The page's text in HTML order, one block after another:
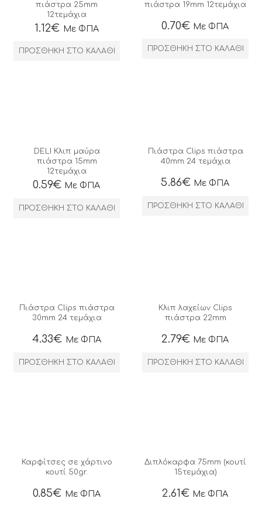
πιάστρα 25mm
12τεμάχια
1.12€ Με ΦΠΑ
ΠΡΟΣΘΉΚΗ ΣΤΟ ΚΑΛΆΘΙ
πιάστρα 19mm 12τεμάχια
0.70€ Με ΦΠΑ
ΠΡΟΣΘΉΚΗ ΣΤΟ ΚΑΛΆΘΙ
DELI Κλιπ μαύρα
πιάστρα 15mm
12τεμάχια
0.59€ Με ΦΠΑ
ΠΡΟΣΘΉΚΗ ΣΤΟ ΚΑΛΆΘΙ
Πιάστρα Clips πιάστρα
40mm 24 τεμάχια
5.86€ Με ΦΠΑ
ΠΡΟΣΘΉΚΗ ΣΤΟ ΚΑΛΆΘΙ
Πιάστρα Clips πιάστρα
30mm 24 τεμάχια
4.33€ Με ΦΠΑ
ΠΡΟΣΘΉΚΗ ΣΤΟ ΚΑΛΆΘΙ
Κλιπ λαχείων Clips
πιάστρα 22mm
2.79€ Με ΦΠΑ
ΠΡΟΣΘΉΚΗ ΣΤΟ ΚΑΛΆΘΙ
Καρφίτσες σε χάρτινο
κουτί 50gr.
0.85€ Με ΦΠΑ
Διπλόκαρφα 75mm (κουτί
15τεμάχια)
2.61€ Με ΦΠΑ